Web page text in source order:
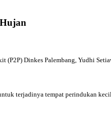
(P2P) Dinkes Palembang, Yudhi
terjadinya tempat perindukan